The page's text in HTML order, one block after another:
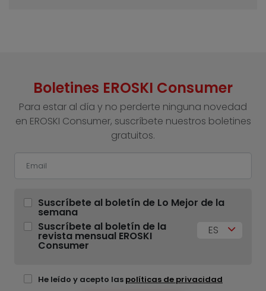
Boletines EROSKI Consumer
Para estar al día y no perderte ninguna novedad
en EROSKI Consumer, suscríbete nuestros boletines
gratuitos.
Suscríbete al boletín de Lo Mejor de la
semana
Suscríbete al boletín de la
revista mensual EROSKI
Consumer
ES
He leído y acepto las políticas de privacidad